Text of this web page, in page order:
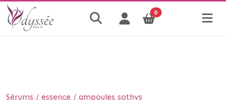
0
Sérums / essence / ampoules sothys